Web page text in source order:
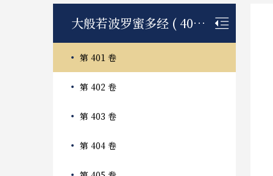
大般若波罗蜜多经 ( 401-600)
第 401 卷
第 402 卷
第 403 卷
第 404 卷